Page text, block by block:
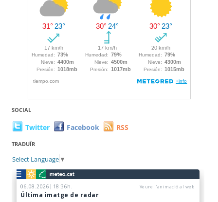
SOCIAL
Twitter Facebook RSS
TRADUÏR
Select Language ▼